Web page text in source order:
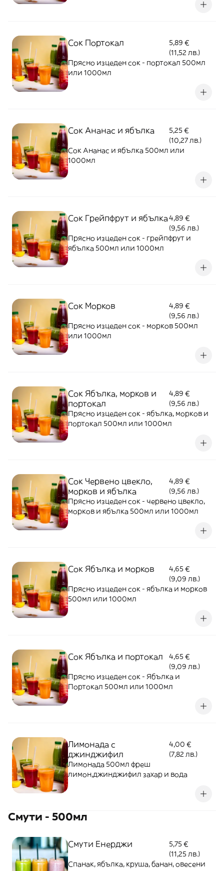
Сок Портокал
5,89 €
(11,52 лв.)
Прясно изцеден сок - портокал 500мл
или 1000мл
Сок Ананас и ябълка
5,25 €
(10,27 лв.)
Сок Ананас и ябълка 500мл или
1000мл
Сок Грейпфрут и ябълка4,89 €
(9,56 лв.)
Прясно изцеден сок - грейпфрут и
ябълка 500мл или 1000мл
Сок Морков
4,89 €
(9,56 лв.)
Прясно изцеден сок - морков 500мл
или 1000мл
Сок Ябълка, морков и
портокал
4,89 €
(9,56 лв.)
Прясно изцеден сок - ябълка, морков и
портокал 500мл или 1000мл
Сок Червено цвекло,
морков и ябълка
4,89 €
(9,56 лв.)
Прясно изцеден сок - червено цвекло,
морков и ябълка 500мл или 1000мл
Сок Ябълка и морков
4,65 €
(9,09 лв.)
Прясно изцеден сок - ябълка и морков
500мл или 1000мл
Сок Ябълка и портокал
4,65 €
(9,09 лв.)
Прясно изцеден сок - Ябълка и
Портокал 500мл или 1000мл
Лимонада с
джинджифил
4,00 €
(7,82 лв.)
Лимонада 500мл фреш
лимон,джинджифил захар и вода
Смути - 500мл
Смути Енерджи
5,75 €
(11,25 лв.)
Спанак, ябълка, круша, банан, овесени